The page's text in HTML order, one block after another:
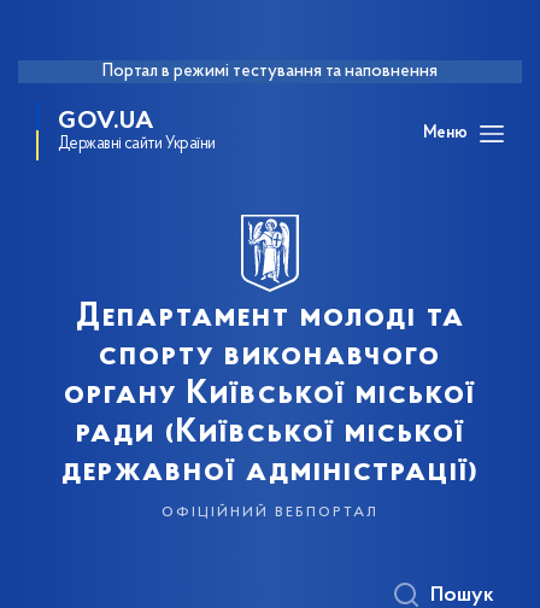
Портал в режимі тестування та наповнення
GOV.UA
Державні сайти України
Меню
Департамент молоді та
спорту виконавчого
органу Київської міської
ради (Київської міської
державної адміністрації)
офіційний вебпортал
Пошук